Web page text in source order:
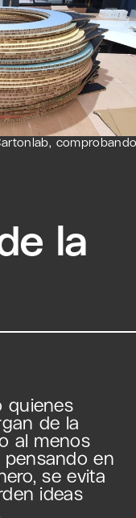
la
quienes
de la
al menos
en
se evita
ideas